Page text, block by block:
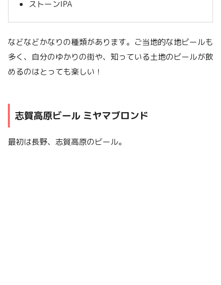
ストーンIPA
などなどかなりの種類があります。ご当地的な地ビールも
多く、自分のゆかりの街や、知っている土地のビールが飲
めるのはとっても楽しい！
志賀高原ビール ミヤマブロンド
最初は長野、志賀高原のビール。